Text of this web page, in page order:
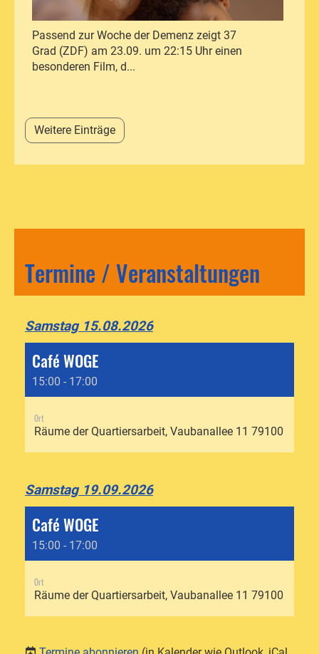
Passend zur Woche der Demenz zeigt 37
Grad (ZDF) am 23.09. um 22:15 Uhr einen
besonderen Film, d...
Weitere Einträge
Termine / Veranstaltungen
Samstag 15.08.2026
Café WOGE
15:00 - 17:00
Ort
Räume der Quartiersarbeit, Vaubanallee 11 79100
Samstag 19.09.2026
Café WOGE
15:00 - 17:00
Ort
Räume der Quartiersarbeit, Vaubanallee 11 79100